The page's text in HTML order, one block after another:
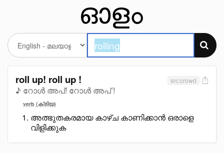
roll up! roll up !
♪ റോൾ അപ്! റോൾ അപ് !
src:crowd
verb (ക്രിയ)
അത്ഭുതകരമായ കാഴ്ച കാണിക്കാൻ ഒരാളെ
വിളിക്കുക